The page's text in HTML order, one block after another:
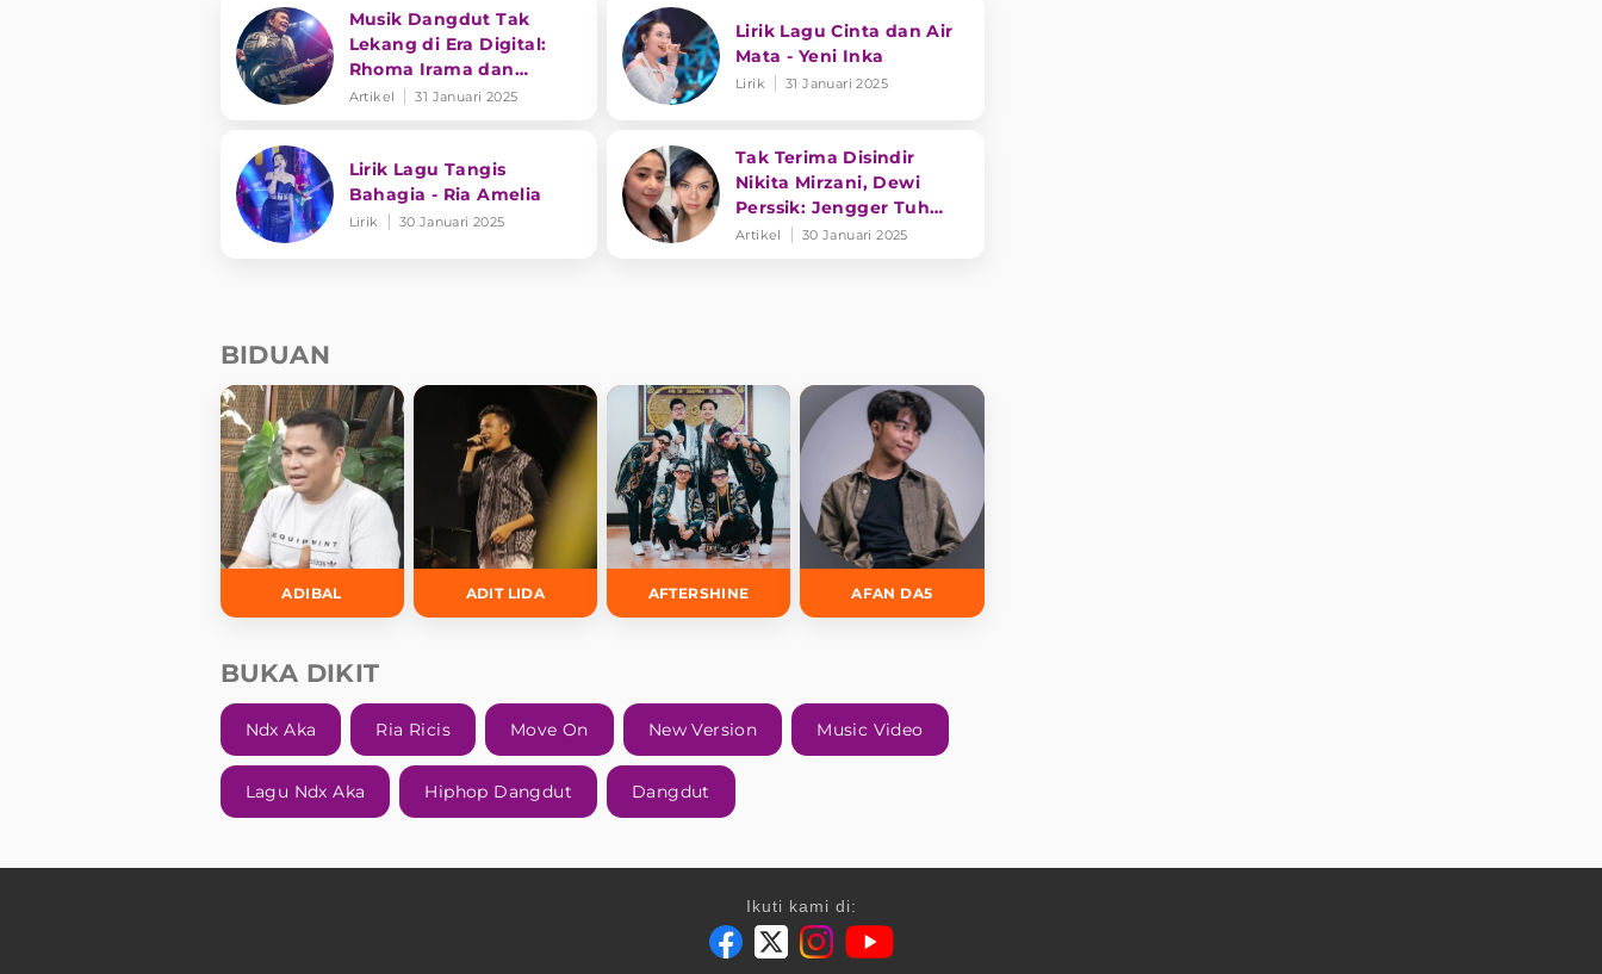
Musik Dangdut Tak
Lekang di Era Digital:
Rhoma Irama dan
Transformasi Genre
Artikel 31 Januari 2025
Lirik Lagu Cinta dan Air
Mata - Yeni Inka
Lirik 31 Januari 2025
Lirik Lagu Tangis
Bahagia - Ria Amelia
Lirik 30 Januari 2025
Tak Terima Disindir
Nikita Mirzani, Dewi
Perssik: Jengger Tuh
Tong Kosong Nyaring
Artikel 30 Januari 2025
BIDUAN
ADIBAL ADIT LIDA AFTERSHINE AFAN DA5
BUKA DIKIT
Ndx Aka Ria Ricis Move On New Version Music Video
Lagu Ndx Aka Hiphop Dangdut Dangdut
Ikuti kami di: